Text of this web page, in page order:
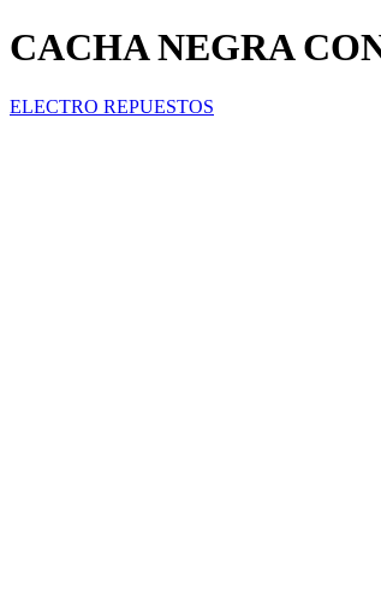
CACHA NEGRA
ELECTRO REPUESTOS